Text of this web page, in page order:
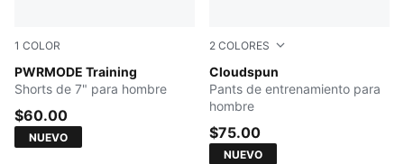
1 COLOR
PWRMODE Training
PUMA BLACK
Shorts de 7" para hombre
$60.00
NUEVO
2 COLORES
Cloudspun
PUMA BLACK
Pants de entrenamiento para
hombre
$75.00
NUEVO